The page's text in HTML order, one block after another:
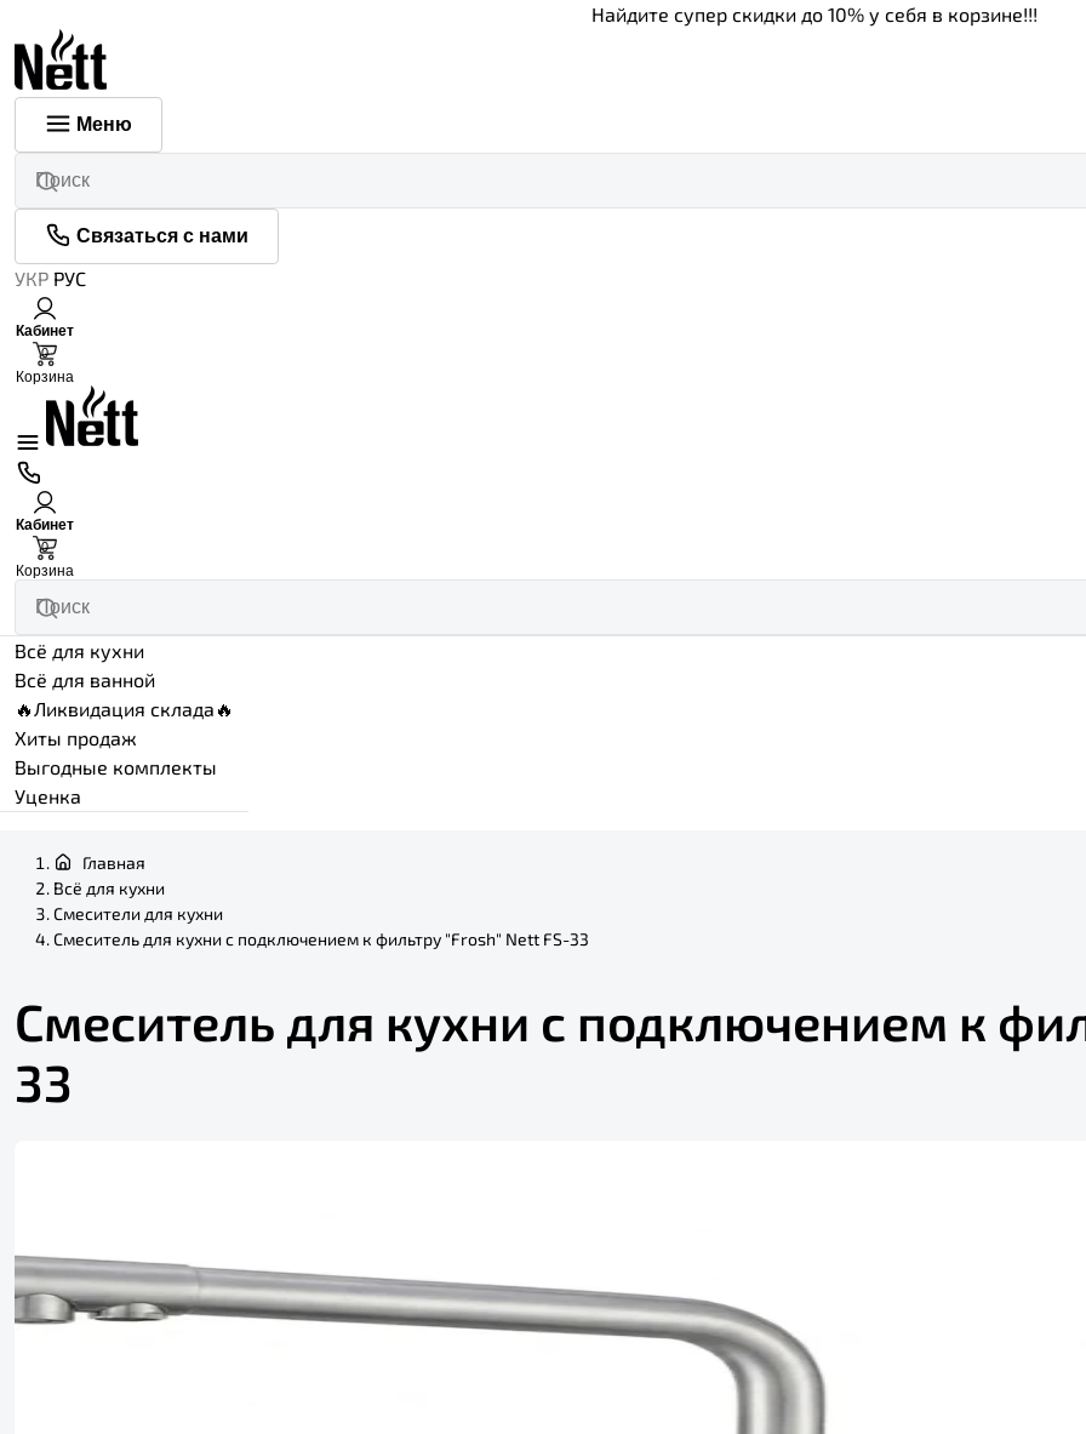
Найдите супер скидки до 10% у себя в корзине!!!
Меню
Связаться с нами
УКР РУС
Кабинет
0
Корзина
Кабинет
0
Корзина
Всё для кухни
Всё для ванной
🔥Ликвидация склада🔥
Хиты продаж
Выгодные комплекты
Уценка
Главная
Всё для кухни
Смесители для кухни
Смеситель для кухни с подключением к фильтру "Frosh" Nett FS-33
Смеситель для кухни с подключением к
33